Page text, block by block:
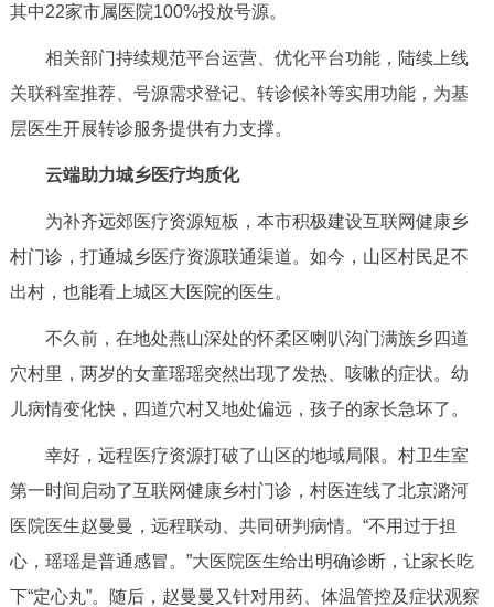
绿色北京 图说北京 视频北京
多语种
ENGLISH 한국어
DEUTSCH FRANÇAIS РУССКИЙ ЯЗЫК
ESPAÑOL العربية
其中22家市属医院100%投放号源。
相关部门持续规范平台运营、优化平台功能，陆续上线
关联科室推荐、号源需求登记、转诊候补等实用功能，为基
层医生开展转诊服务提供有力支撑。
云端助力城乡医疗均质化
为补齐远郊医疗资源短板，本市积极建设互联网健康乡
村门诊，打通城乡医疗资源联通渠道。如今，山区村民足不
出村，也能看上城区大医院的医生。
不久前，在地处燕山深处的怀柔区喇叭沟门满族乡四道
穴村里，两岁的女童瑶瑶突然出现了发热、咳嗽的症状。幼
儿病情变化快，四道穴村又地处偏远，孩子的家长急坏了。
幸好，远程医疗资源打破了山区的地域局限。村卫生室
第一时间启动了互联网健康乡村门诊，村医连线了北京潞河
医院医生赵曼曼，远程联动、共同研判病情。“不用过于担
心，瑶瑶是普通感冒。”大医院医生给出明确诊断，让家长吃
下“定心丸”。随后，赵曼曼又针对用药、体温管控及症状观察